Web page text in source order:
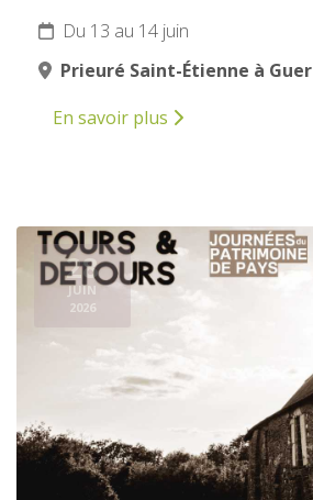
Du 13 au 14 juin
Prieuré Saint-Étienne à Guer
En savoir plus
28
JUIN
2026